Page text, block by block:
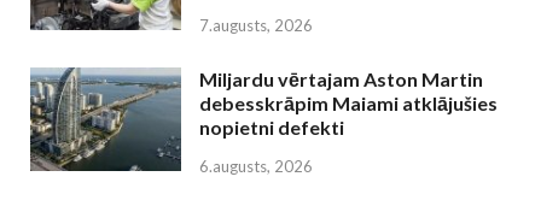
7.augusts, 2026
Miljardu vērtajam Aston Martin
debesskrāpim Maiami atklājušies
nopietni defekti
6.augusts, 2026